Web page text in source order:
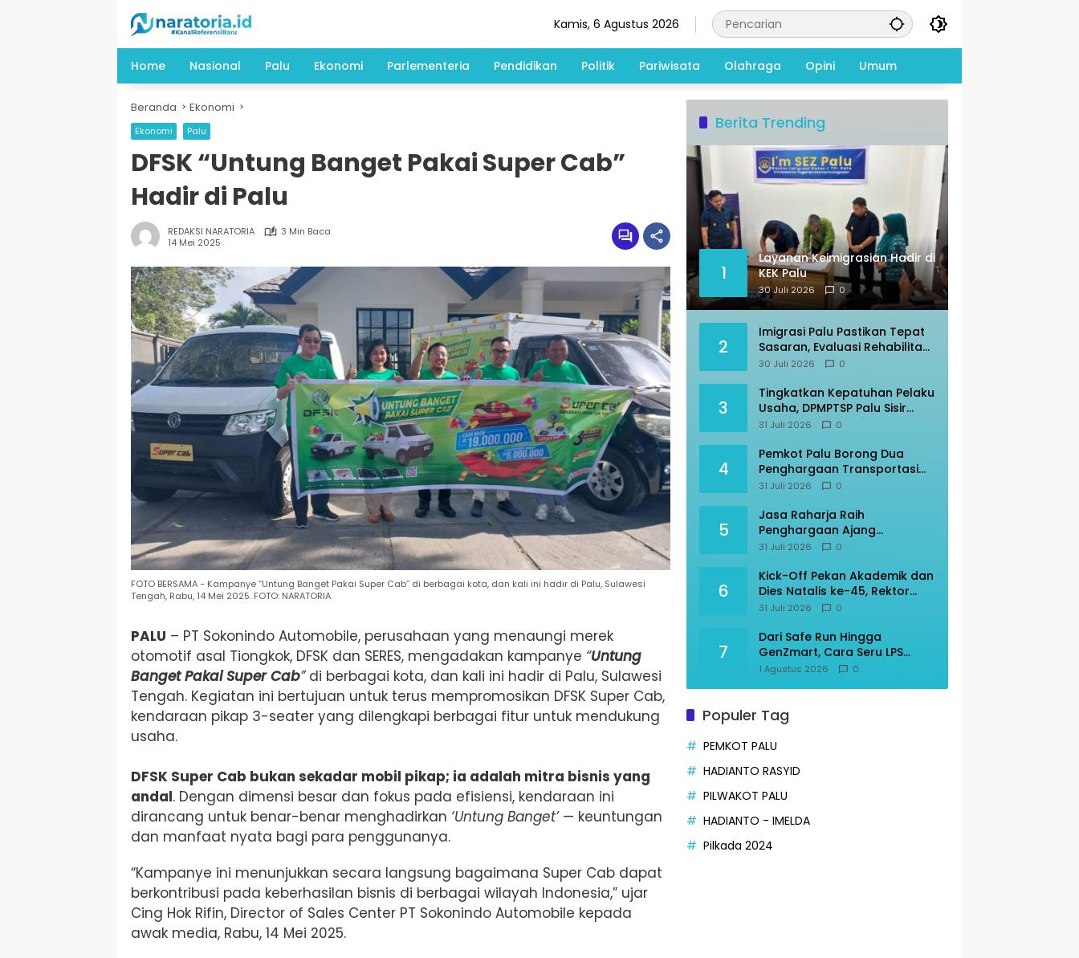
Kamis, 6 Agustus 2026
Home Nasional Palu Ekonomi Parlementeria Pendidikan Politik Pariwisata Olahraga Opini Umum
Beranda Ekonomi
Ekonomi Palu
DFSK “Untung Banget Pakai Super Cab”
Hadir di Palu
REDAKSI NARATORIA
3 Min Baca
14 Mei 2025
FOTO BERSAMA - Kampanye “Untung Banget Pakai Super Cab” di berbagai kota, dan kali ini hadir di Palu, Sulawesi
Tengah, Rabu, 14 Mei 2025. FOTO: NARATORIA
PALU – PT Sokonindo Automobile, perusahaan yang menaungi merek
otomotif asal Tiongkok, DFSK dan SERES, mengadakan kampanye “Untung
Banget Pakai Super Cab”di berbagai kota, dan kali ini hadir di Palu, Sulawesi
Tengah. Kegiatan ini bertujuan untuk terus mempromosikan DFSK Super Cab,
kendaraan pikap 3-seater yang dilengkapi berbagai fitur untuk mendukung
usaha.
DFSK Super Cab bukan sekadar mobil pikap; ia adalah mitra bisnis yang
andal. Dengan dimensi besar dan fokus pada efisiensi, kendaraan ini
dirancang untuk benar-benar menghadirkan ‘Untung Banget’— keuntungan
dan manfaat nyata bagi para penggunanya.
“Kampanye ini menunjukkan secara langsung bagaimana Super Cab dapat
berkontribusi pada keberhasilan bisnis di berbagai wilayah Indonesia,” ujar
Cing Hok Rifin, Director of Sales Center PT Sokonindo Automobile kepada
awak media, Rabu, 14 Mei 2025.
Berita Trending
1
Layanan Keimigrasian Hadir di
KEK Palu
30 Juli 2026 0
2
Imigrasi Palu Pastikan Tepat
Sasaran, Evaluasi Rehabilitasi
Ruang Detensi
30 Juli 2026 0
3
Tingkatkan Kepatuhan Pelaku
Usaha, DPMPTSP Palu Sisir
Warkop – Restoran
31 Juli 2026 0
4
Pemkot Palu Borong Dua
Penghargaan Transportasi
Indonesia Award 2026
31 Juli 2026 0
5
Jasa Raharja Raih
Penghargaan Ajang
Transportasi Indonesia
31 Juli 2026 0
6
Kick-Off Pekan Akademik dan
Dies Natalis ke-45, Rektor
Prof Amar: “KITA” Untad
31 Juli 2026 0
7
Dari Safe Run Hingga
GenZmart, Cara Seru LPS
Edukasi Warga Palu Cerdas
1 Agustus 2026 0
Populer Tag
PEMKOT PALU
HADIANTO RASYID
PILWAKOT PALU
HADIANTO - IMELDA
Pilkada 2024